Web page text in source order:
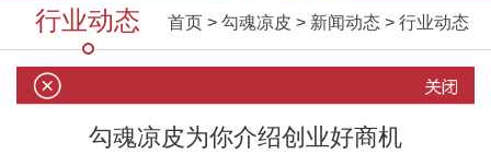
行业动态 首页 > 勾魂凉皮 > 新闻动态 > 行业动态
勾魂凉皮为你介绍创业好商机